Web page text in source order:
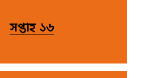
সপ্তাহ ১৬